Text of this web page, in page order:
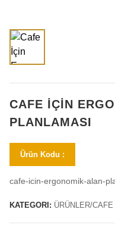
CAFE İÇIN
PLANLAMASI
Ürün Kodu :
cafe-icin-ergonomik-alan-
KATEGORI: ÜRÜNLER/